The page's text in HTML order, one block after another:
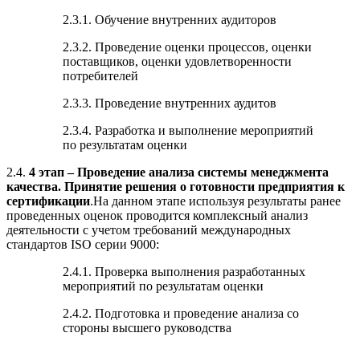
2.3.1. Обучение внутренних аудиторов
2.3.2. Проведение оценки процессов, оценки
поставщиков, оценки удовлетворенности
потребителей
2.3.3. Проведение внутренних аудитов
2.3.4. Разработка и выполнение мероприятий
по результатам оценки
2.4. 4 этап – Проведение анализа системы менеджмента
качества. Принятие решения о готовности предприятия к
сертификации.На данном этапе используя результаты ранее
проведенных оценок проводится комплексный анализ
деятельности с учетом требований международных
стандартов ISO серии 9000:
2.4.1. Проверка выполнения разработанных
мероприятий по результатам оценки
2.4.2. Подготовка и проведение анализа со
стороны высшего руководства